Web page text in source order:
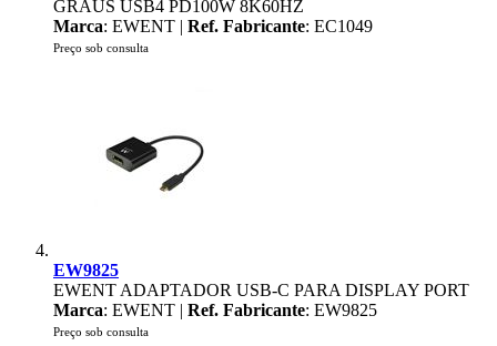
GRAUS USB4 PD100W 8K60HZ
Marca: EWENT | Ref. Fabricante: EC1049
Preço sob consulta
EW9825
EWENT ADAPTADOR USB-C PARA DISPLAY PORT
Marca: EWENT | Ref. Fabricante: EW9825
Preço sob consulta